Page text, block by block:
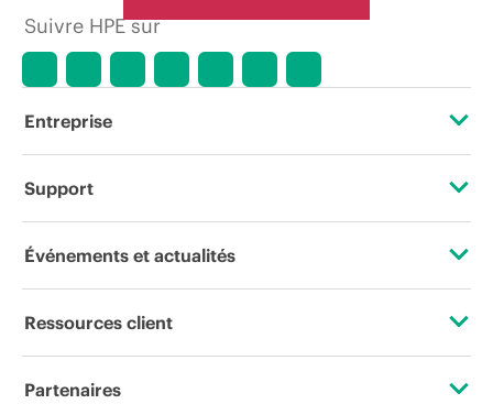
Suivre HPE sur
Entreprise
À propos de HPE
Responsabilité d’entreprise
HPE Labs
Support
Services d’assistance opérationnelle (OSS)
Événements et actualités
Événements
Ressources client
Nous contacter
Partenaires